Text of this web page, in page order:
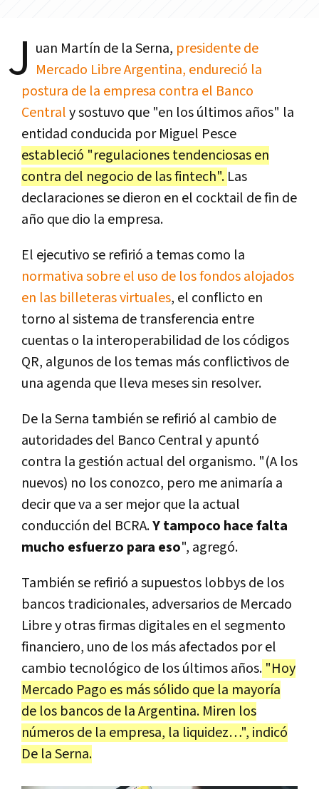
J uan Martín de la Serna, presidente de
Mercado Libre Argentina, endureció la
postura de la empresa contra el Banco
Centraly sostuvo que "en los últimos años" la
entidad conducida por Miguel Pesce
estableció "regulaciones tendenciosas en
contra del negocio de las fintech". Las
declaraciones se dieron en el cocktail de fin de
año que dio la empresa.
El ejecutivo se refirió a temas como la
normativa sobre el uso de los fondos alojados
en las billeteras virtuales, el conflicto en
torno al sistema de transferencia entre
cuentas o la interoperabilidad de los códigos
QR, algunos de los temas más conflictivos de
una agenda que lleva meses sin resolver.
De la Serna también se refirió al cambio de
autoridades del Banco Central y apuntó
contra la gestión actual del organismo. "(A los
nuevos) no los conozco, pero me animaría a
decir que va a ser mejor que la actual
conducción del BCRA.Y tampoco hace falta
mucho esfuerzo para eso", agregó.
También se refirió a supuestos lobbys de los
bancos tradicionales, adversarios de Mercado
Libre y otras firmas digitales en el segmento
financiero, uno de los más afectados por el
cambio tecnológico de los últimos años. "Hoy
Mercado Pago es más sólido que la mayoría
de los bancos de la Argentina. Miren los
números de la empresa, la liquidez…", indicó
De la Serna.